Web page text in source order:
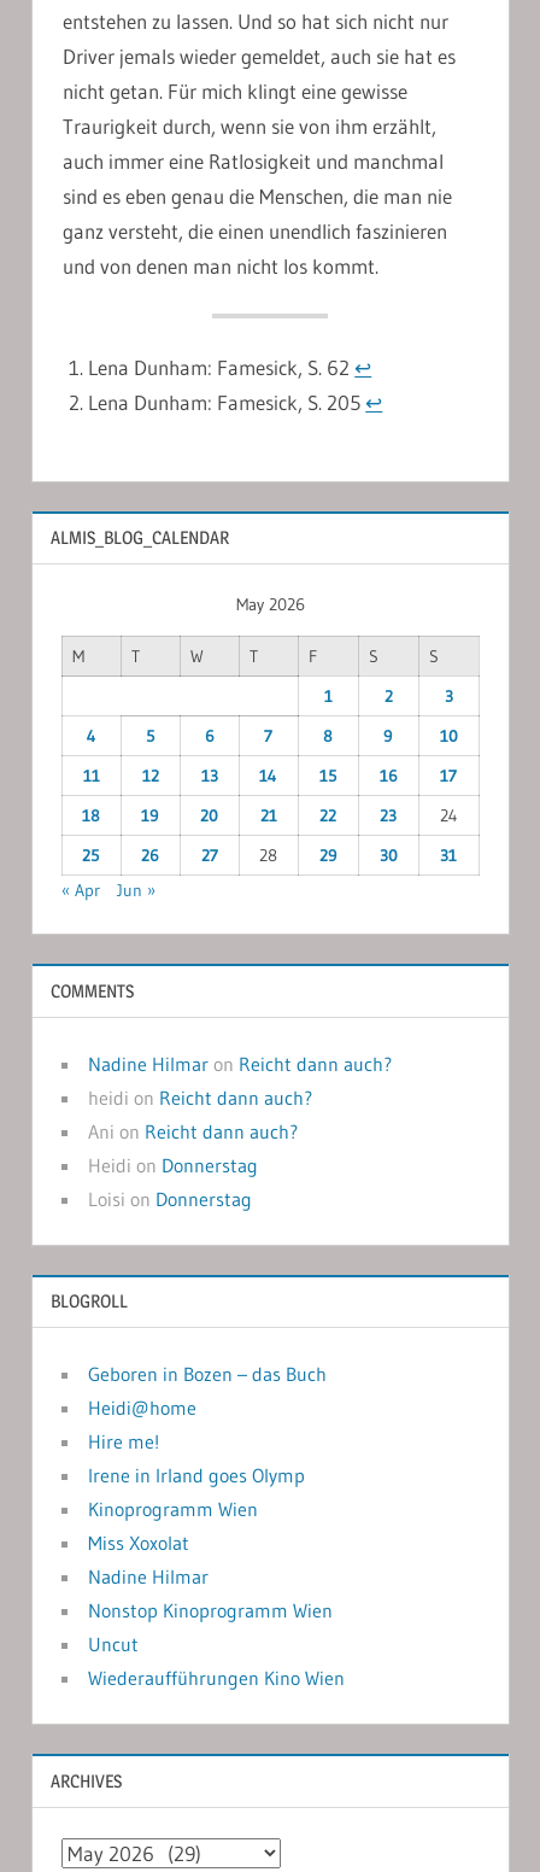
entstehen zu lassen. Und so hat sich nicht nur
Driver jemals wieder gemeldet, auch sie hat es
nicht getan. Für mich klingt eine gewisse
Traurigkeit durch, wenn sie von ihm erzählt,
auch immer eine Ratlosigkeit und manchmal
sind es eben genau die Menschen, die man nie
ganz versteht, die einen unendlich faszinieren
und von denen man nicht los kommt.
Lena Dunham: Famesick, S. 62↩︎
Lena Dunham: Famesick, S. 205↩︎
ALMIS_BLOG_CALENDAR
May 2026
M T W T F S
S
1
2
3
4
5 6 7 8 9
10
11
12 13 14 15 16
17
18
19 20 21 22 23
24
25
26 27 28 29 30
31
« Apr
Jun »
COMMENTS
Nadine Hilmaron Reicht dann auch?
heidi on Reicht dann auch?
Ani on Reicht dann auch?
Heidi on Donnerstag
Loisi on Donnerstag
BLOGROLL
Geboren in Bozen – das Buch
Heidi@home
Hire me!
Irene in Irland goes Olymp
Kinoprogramm Wien
Miss Xoxolat
Nadine Hilmar
Nonstop Kinoprogramm Wien
Uncut
Wiederaufführungen Kino Wien
ARCHIVES
Archives